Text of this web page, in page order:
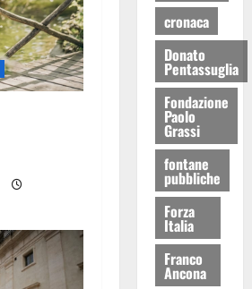
cronaca
Donato
Pentassuglia
Fondazione
Paolo
Grassi
fontane
pubbliche
Forza
Italia
Franco
Ancona